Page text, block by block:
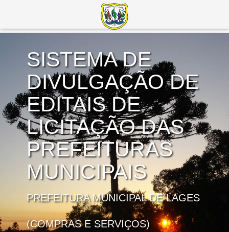
SISTEMA DE
DIVULGAÇÃO DE
EDITAIS DE
LICITAÇÃO DAS
PREFEITURAS
MUNICIPAIS
PREFEITURA MUNICIPAL DE LAGES
(COMPRAS E SERVIÇOS)